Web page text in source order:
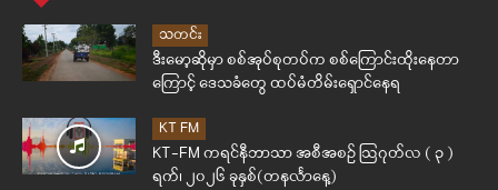
သတင်း
ဒီးမော့ဆိုမှာ စစ်အုပ်စုတပ်က စစ်ကြောင်းထိုးနေတာ
ကြောင့် ဒေသခံတွေ ထပ်မံတိမ်းရှောင်နေရ
KT FM
KT-FM ကရင်နီဘာသာ အစီအစဉ် ဩဂုတ်လ ( ၃ )
ရက်၊ ၂၀၂၆ ခုနှစ်(တနင်္လာနေ့)